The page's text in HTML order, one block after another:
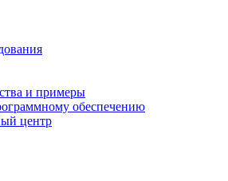
и примеры
обеспечению
центр